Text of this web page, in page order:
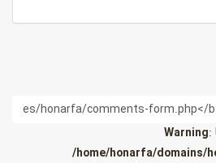
Warning:
/home/honarfa/domains/